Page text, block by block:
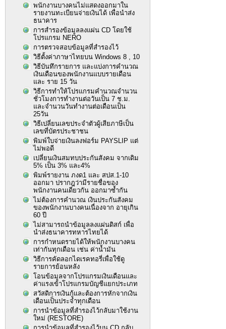
พนักงานบางคนไม่แสดงออกมาใน
รายงานทะเบียนจ่ายเงินได้ เพื่อนำส่ง
ธนาคาร
การสำรองข้อมูลลงแผ่น CD โดยใช้
โปรแกรม NERO
การตรวจสอบข้อมูลที่สำรองไว้
วิธีตั้งค่าภาษาไทยบน Windows 8 , 10
วิธีบันทึกรายการ และแบ่งการคำนวณ
เงินเดือนของพนักงานแบบรายเดือน
และ ราย 15 วัน
วิธีการทำให้โปรแกรมคำนวณจำนวน
ชั่วโมงการทำงานต่อวันเป็น 7 ช.ม.
และจำนวนวันทำงานต่อเดือนเป็น
25วัน
วิธีเปลี่ยนเลขประจำตัวผู้เสียภาษีเป็น
เลขที่บัตรประชาชน
พิมพ์ใบจ่ายเงินลงฟอร์ม PAYSLIP แต่
ไม่พอดี
เปลี่ยนเงินสมทบประกันสังคม จากเดิม
5% เป็น 3% และ4%
พิมพ์รายงาน ภงด1 และ สปส.1-10
ออกมา ปรากฎว่ามีรายชื่อของ
พนักงานคนเดียวกัน ออกมาซ้ำกัน
ไม่ต้องการคำนวณ เงินประกันสังคม
ของพนักงานบางคนเนื่องจาก อายุเกิน
60 ปี
ไม่สามารถนำข้อมูลลงแผ่นดิสก์ เพื่อ
นำส่งธนาคารทหารไทยได้
การกำหนดรายได้ให้พนักงานบางคน
เท่ากันทุกเดือน เช่น ค่าน้ำมัน
วิธีการคัดลอกไดเรคทอรี่เพื่อใช้ดู
รายการย้อนหลัง
โอนข้อมูลจากโปรแกรมเงินเดือนและ
ค่าแรงเข้าโปรแกรมบัญชีแยกประเภท
สวัสดิการเงินกู้และต้องการหักจากเงิน
เดือนเป็นประจำทุกเดือน
การนำข้อมูลที่สำรองไว้กลับมาใช้งาน
ใหม่ (RESTORE)